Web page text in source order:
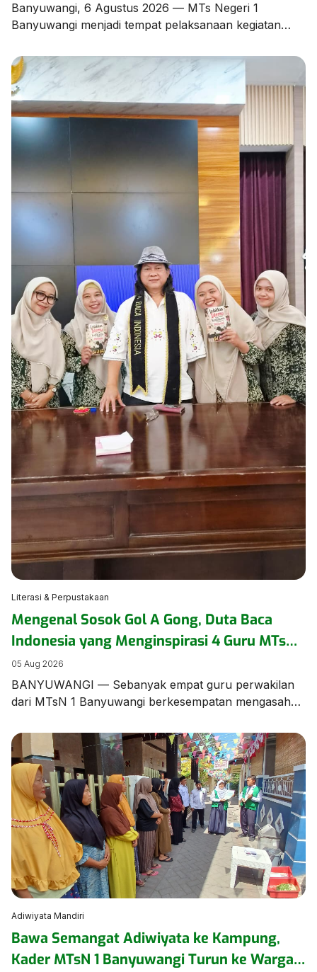
Banyuwangi, 6 Agustus 2026 — MTs Negeri 1
Banyuwangi menjadi tempat pelaksanaan kegiatan
Madrasah (RKTM) dan Rencana Kerja Jangka
Menengah (RKJM) serta Sosialisasi KMA Nomor 736
dan 737 Tahun 2026, pada Kamis (06/08/2026).
Kegiatan yang dimulai pukul 08.00 WIB hingga selesai
ini menghadirkan Pengawas Madrasah Kantor
Kementerian Agama Kabupaten Banyuwangi, […]
Literasi & Perpustakaan
Mengenal Sosok Gol A Gong, Duta Baca
Indonesia yang Menginspirasi 4 Guru MTsN 1
Banyuwangi dalam Bimtek Menulis Fiksi
Mini
05 Aug 2026
BANYUWANGI — Sebanyak empat guru perwakilan
dari MTsN 1 Banyuwangi berkesempatan mengasah
Menulis Fiksi yang diselenggarakan oleh Dinas
Perpustakaan dan Kearsipan (Dispusip) Kabupaten
Banyuwangi berkolaborasi dengan Dinas Pendidikan
Kabupaten Banyuwangi. Kegiatan berharga ini
menghadirkan sastrawan terkemuka tanah air
sekaligus Duta Baca Indonesia, Gol A Gong, bersama
Komunitas Sahabat Gol […]
Adiwiyata Mandiri
Bawa Semangat Adiwiyata ke Kampung,
Kader MTsN 1 Banyuwangi Turun ke Warga